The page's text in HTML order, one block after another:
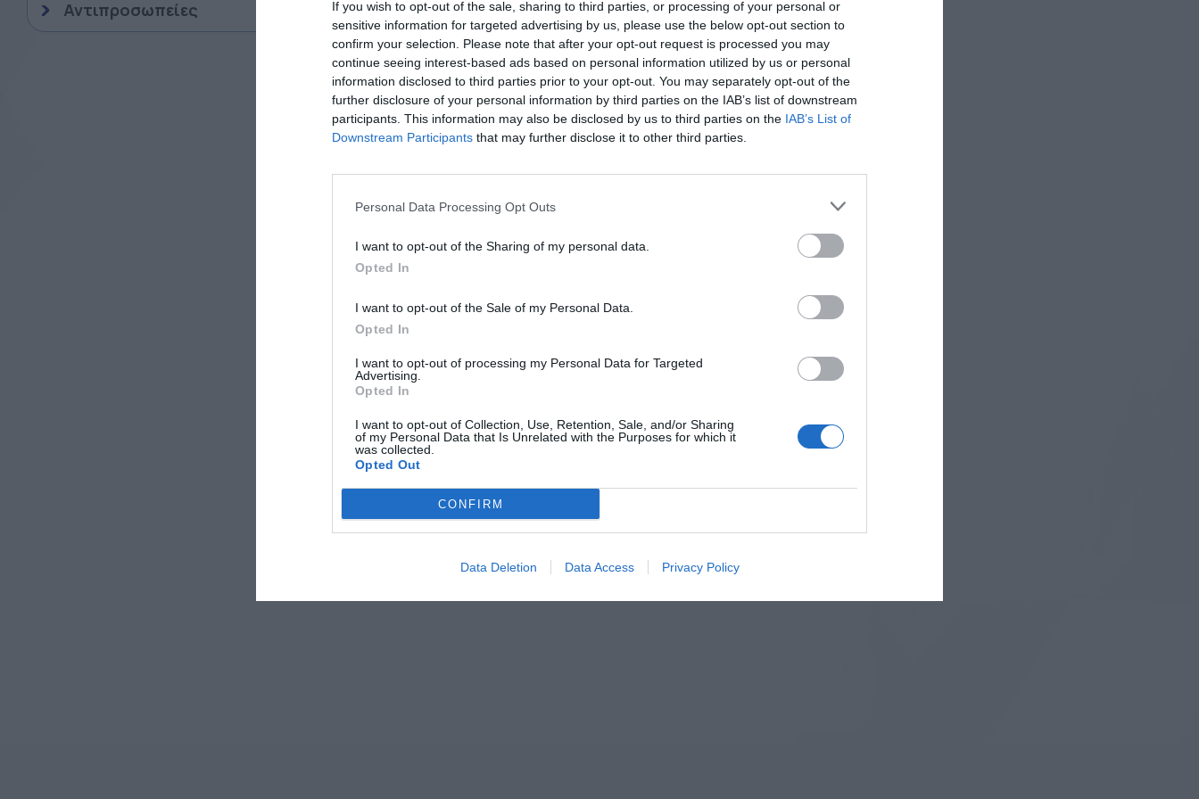
If you wish to opt-out of the sale, sharing to third parties, or processing of your personal or
sensitive information for targeted advertising by us, please use the below opt-out section to
confirm your selection. Please note that after your opt-out request is processed you may
continue seeing interest-based ads based on personal information utilized by us or personal
information disclosed to third parties prior to your opt-out. You may separately opt-out of the
further disclosure of your personal information by third parties on the IAB’s list of downstream
participants. This information may also be disclosed by us to third parties on the IAB’s List of
Downstream Participants that may further disclose it to other third parties.
Personal Data Processing Opt Outs
I want to opt-out of the Sharing of my personal data.
Opted In
I want to opt-out of the Sale of my Personal Data.
Opted In
I want to opt-out of processing my Personal Data for Targeted
Advertising.
Opted In
I want to opt-out of Collection, Use, Retention, Sale, and/or Sharing
of my Personal Data that Is Unrelated with the Purposes for which it
was collected.
Opted Out
CONFIRM
Data Deletion Data Access Privacy Policy
Αντιπροσωπείες
εντύπων